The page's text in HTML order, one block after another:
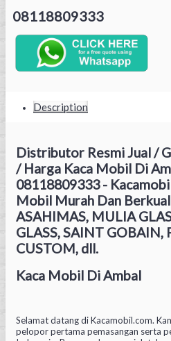
08118809333
Description
Distributor Resmi Jual /
/ Harga Kaca Mobil Di
08118809333 -
Mobil Murah Dan
ASAHIMAS, MULIA
GLASS, SAINT GOBAIN,
CUSTOM, dll.
Kaca Mobil Di Ambal
Selamat datang di Kacamobil.com.
pelopor pertama pemasangan serta